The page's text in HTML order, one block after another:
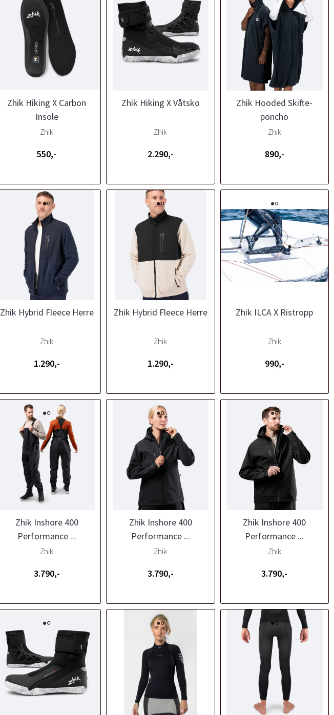
Zhik Hiking X Carbon
Insole
Zhik
550,-
Zhik Hiking X Våtsko
Zhik
2.290,-
Zhik Hooded Skifte-
poncho
Zhik
890,-
Zhik Hybrid Fleece Herre
Zhik
1.290,-
Zhik Hybrid Fleece Herre
Zhik
1.290,-
Zhik ILCA X Ristropp
Zhik
990,-
Zhik Inshore 400
Performance ...
Zhik
3.790,-
Zhik Inshore 400
Performance ...
Zhik
3.790,-
Zhik Inshore 400
Performance ...
Zhik
3.790,-